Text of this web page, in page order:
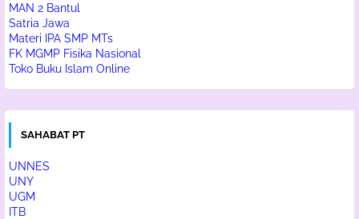
MAN 2 Bantul
Satria Jawa
Materi IPA SMP MTs
FK MGMP Fisika Nasional
Toko Buku Islam Online
SAHABAT PT
UNNES
UNY
UGM
ITB